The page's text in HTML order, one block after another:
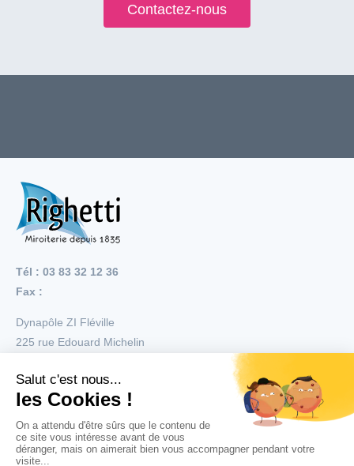
Contactez-nous
Tél : 03 83 32 12 36
Fax :
Dynapôle ZI Fléville
225 rue Edouard Michelin
Menu
Nos réalisations